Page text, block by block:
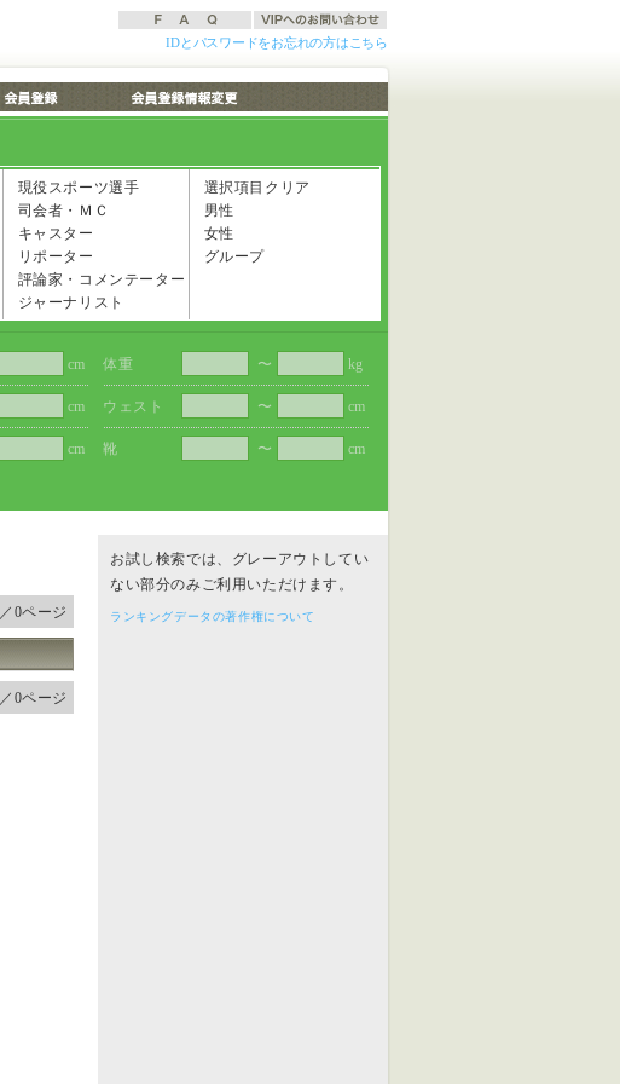
IDとパスワードをお忘れの方はこちら
現役スポーツ選手
司会者・ＭＣ
キャスター
リポーター
評論家・コメンテーター
ジャーナリスト
選択項目クリア
男性
女性
グループ
cm
cm
cm
体重 〜 kg
ウェスト 〜 cm
靴 〜 cm
／0ページ
／0ページ
お試し検索では、グレーアウトしてい
ない部分のみご利用いただけます。
ランキングデータの著作権について